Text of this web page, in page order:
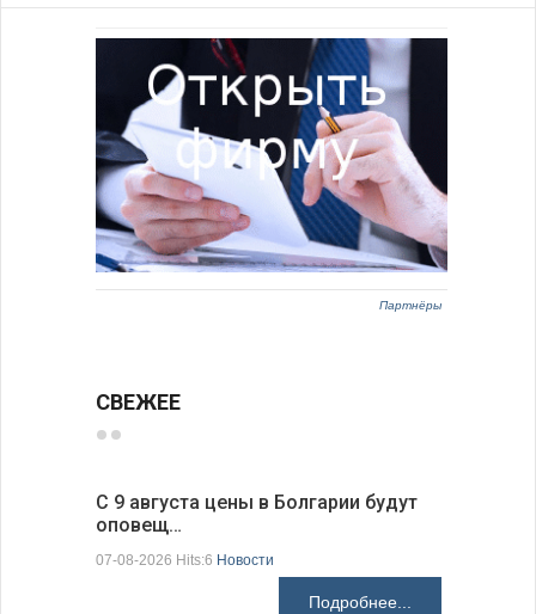
Партнёры
СВЕЖЕЕ
С 9 августа цены в Болгарии будут
оповещ…
07-08-2026 Hits:6 Новости
Подробнее...